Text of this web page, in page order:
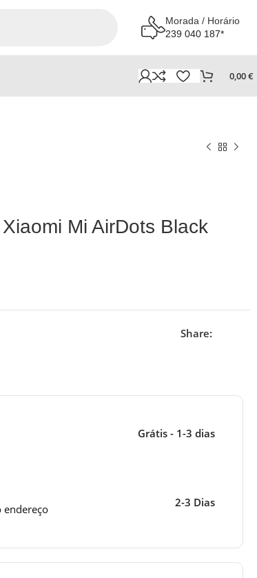
Morada / Horário
239 040 187*
0,00€
Mi AirDots Black
Share:
Grátis - 1-3 dias
endereço
2-3 Dias